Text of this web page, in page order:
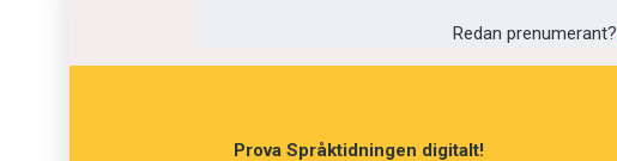
Redan prenumerant?
Prova Språktidningen digitalt!